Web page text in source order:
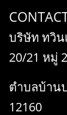
บริษัท ทวิน
20/21 หมู่
ตำบลบ้าน
12160